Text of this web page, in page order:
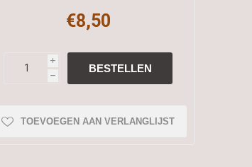
€8,50
i
h
TOEVOEGEN AAN VERLANGLIJST